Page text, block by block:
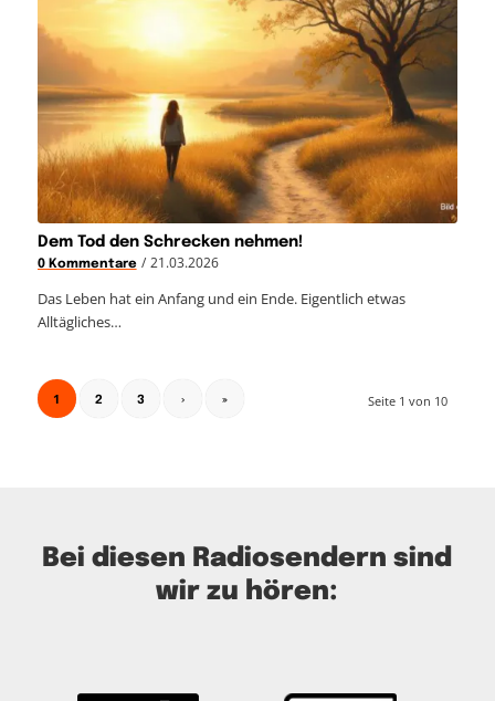
Dem Tod den Schrecken nehmen!
0 Kommentare / 21.03.2026
Das Leben hat ein Anfang und ein Ende. Eigentlich etwas
Alltägliches…
Seite 1 von 10
1 2 3 › »
Bei diesen Radiosendern sind
wir zu hören: